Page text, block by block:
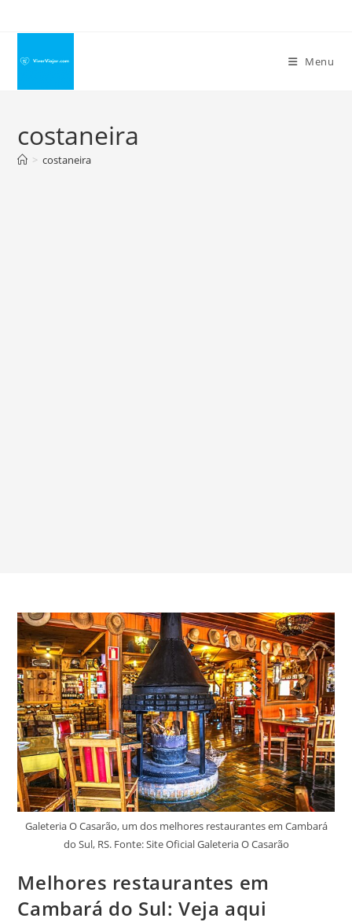
conteúdo
Menu
costaneira
> costaneira
Galeteria O Casarão, um dos melhores restaurantes em Cambará
do Sul, RS. Fonte: Site Oficial Galeteria O Casarão
Melhores restaurantes em
Cambará do Sul: Veja aqui